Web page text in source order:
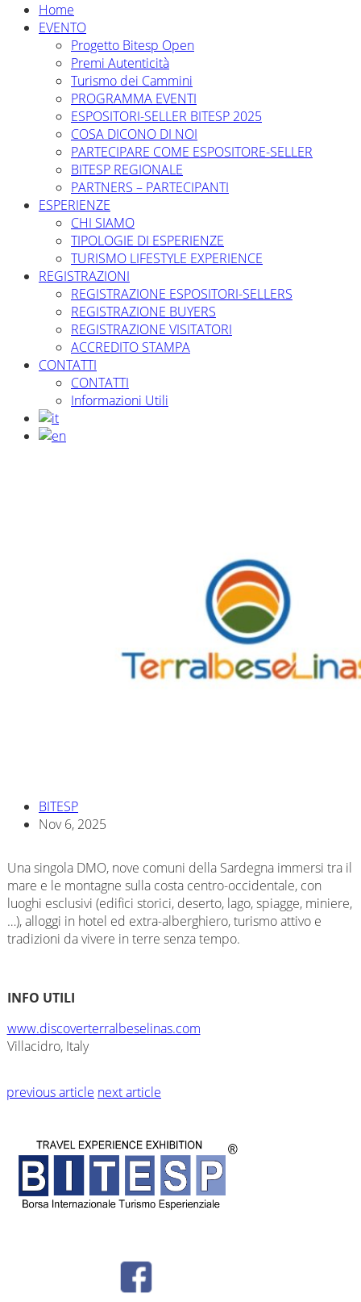
Home
EVENTO
Progetto Bitesp Open
Premi Autenticità
Turismo dei Cammini
PROGRAMMA EVENTI
ESPOSITORI-SELLER BITESP 2025
COSA DICONO DI NOI
PARTECIPARE COME ESPOSITORE-SELLER
BITESP REGIONALE
PARTNERS – PARTECIPANTI
ESPERIENZE
CHI SIAMO
TIPOLOGIE DI ESPERIENZE
TURISMO LIFESTYLE EXPERIENCE
REGISTRAZIONI
REGISTRAZIONE ESPOSITORI-SELLERS
REGISTRAZIONE BUYERS
REGISTRAZIONE VISITATORI
ACCREDITO STAMPA
CONTATTI
CONTATTI
Informazioni Utili
BITESP
Nov 6, 2025
Una singola DMO, nove comuni della Sardegna immersi tra il
mare e le montagne sulla costa centro-occidentale, con
luoghi esclusivi (edifici storici, deserto, lago, spiagge, miniere,
…), alloggi in hotel ed extra-alberghiero, turismo attivo e
tradizioni da vivere in terre senza tempo.
INFO UTILI
www.discoverterralbeselinas.com
Villacidro, Italy
previous article next article